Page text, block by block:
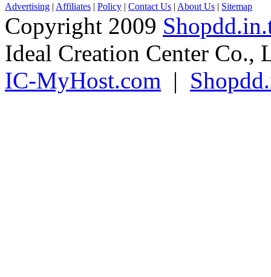
Advertising | Affiliates | Policy | Contact Us | About Us | Sitemap
Copyright 2009
Ideal Creation Center Co.,
IC-MyHost.com |